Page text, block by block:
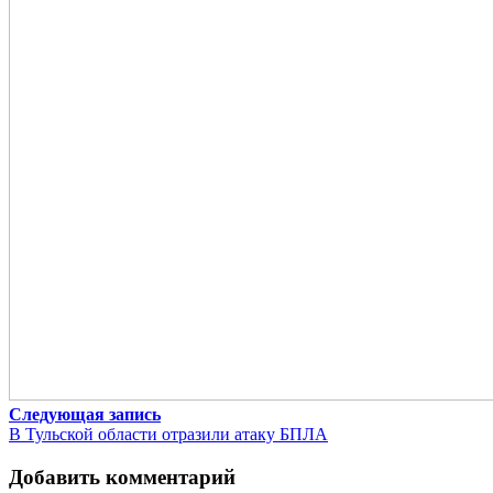
Следующая запись
В Тульской области отразили атаку БПЛА
Добавить комментарий